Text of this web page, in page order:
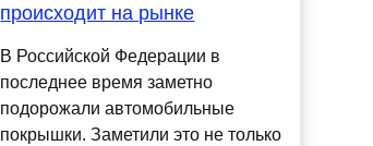
происходит на рынке
В Российской Федерации в
последнее время заметно
подорожали автомобильные
покрышки. Заметили это не только